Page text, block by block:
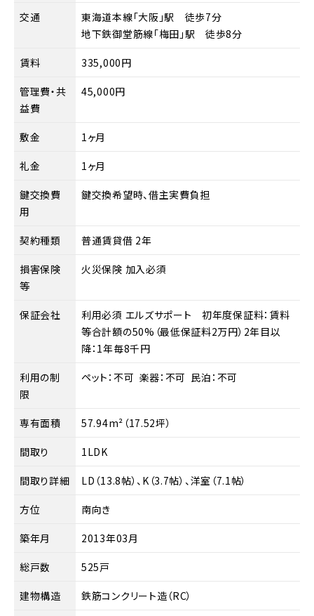
交通
東海道本線「大阪」駅 徒歩7分
地下鉄御堂筋線「梅田」駅 徒歩8分
賃料 335,000円
管理費・共
益費
45,000円
敷金 1ヶ月
礼金 1ヶ月
鍵交換費
用
鍵交換希望時、借主実費負担
契約種類 普通賃貸借 2年
損害保険
等
火災保険 加入必須
保証会社
利用必須 エルズサポート 初年度保証料：賃料
等合計額の50%（最低保証料2万円）2年目以
降：1年毎8千円
利用の制
限
ペット：不可 楽器：不可 民泊：不可
専有面積 57.94m²（17.52坪）
間取り 1LDK
間取り詳細 LD（13.8帖）、K（3.7帖）、洋室（7.1帖）
方位 南向き
築年月 2013年03月
総戸数 525戸
建物構造 鉄筋コンクリート造（RC）